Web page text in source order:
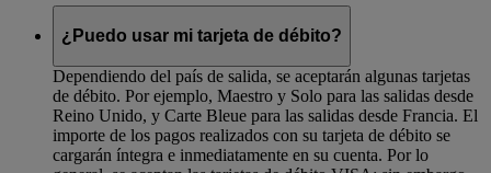
¿Puedo usar mi tarjeta de débito?
Dependiendo del país de salida, se aceptarán algunas tarjetas
de débito. Por ejemplo, Maestro y Solo para las salidas desde
Reino Unido, y Carte Bleue para las salidas desde Francia. El
importe de los pagos realizados con su tarjeta de débito se
cargarán íntegra e inmediatamente en su cuenta. Por lo